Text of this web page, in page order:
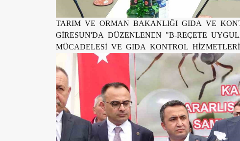
TARIM VE ORMAN BAKANLIĞI GIDA VE
GİRESUN'DA DÜZENLENEN "B-REÇETE
MÜCADELESİ VE GIDA KONTROL